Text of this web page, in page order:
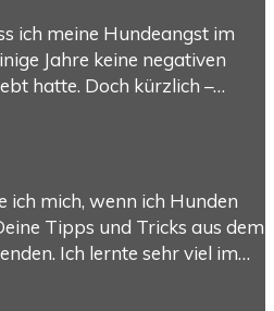
ich meine Hundeangst im
Jahre keine negativen
hatte. Doch kürzlich –…
ich mich, wenn ich Hunden
Tipps und Tricks aus dem
Ich lernte sehr viel im…